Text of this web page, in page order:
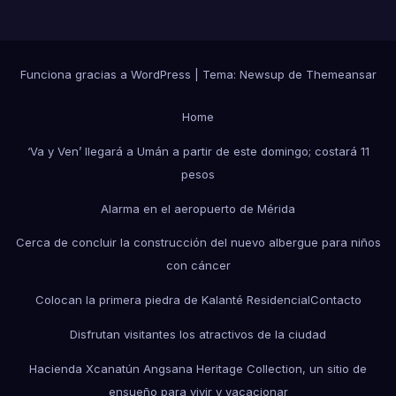
Funciona gracias a WordPress Tema: Newsup de Themeansar
Home
‘Va y Ven’ llegará a Umán a partir de este domingo; costará 11
pesos
Alarma en el aeropuerto de Mérida
Cerca de concluir la construcción del nuevo albergue para niños
con cáncer
Colocan la primera piedra de Kalanté ResidencialContacto
Disfrutan visitantes los atractivos de la ciudad
Hacienda Xcanatún Angsana Heritage Collection, un sitio de
ensueño para vivir y vacacionar